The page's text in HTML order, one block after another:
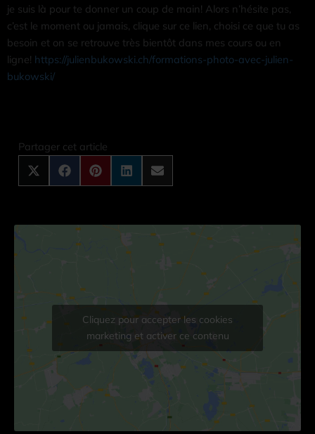
je suis là pour te donner un coup de main! Alors n’hésite pas,
c’est le moment ou jamais, clique sur ce lien, choisi ce que tu as
besoin et on se retrouve très bientôt dans mes cours ou en
ligne! https://julienbukowski.ch/formations-photo-avec-julien-
bukowski/
Partager cet article
(Twitter)
FacebookPinterest
Cliquez pour accepter les cookies
marketing et activer ce contenu